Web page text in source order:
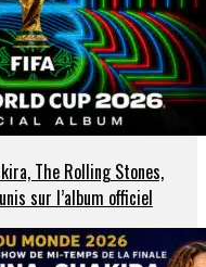
The Rolling Stones,
sur l’album officiel